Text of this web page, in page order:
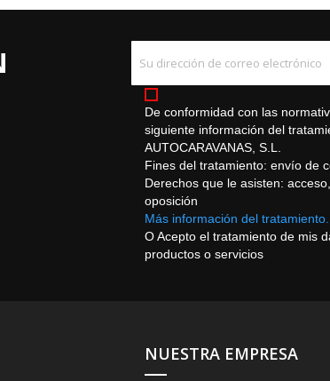
De conformidad con las
siguiente información del
AUTOCARAVANAS, S.L.
Fines del tratamiento: envío de
Derechos que le asisten:
oposición
Más información del tratamiento.
O Acepto el tratamiento de mis
productos o servicios
NUESTRA EMPRESA